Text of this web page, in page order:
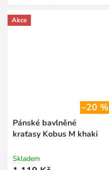
přírodního a vzdušného
materiálu, který...
Akce
–20 %
Pánské bavlněné
kraťasy Kobus M khaki
Skladem